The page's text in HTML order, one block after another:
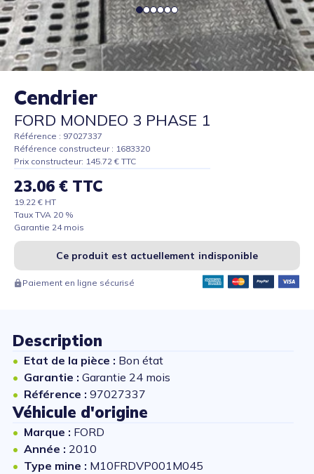
Cendrier
FORD MONDEO 3 PHASE 1
Référence : 97027337
Référence constructeur : 1683320
Prix constructeur: 145.72 € TTC
23.06 € TTC
19.22 € HT
Taux TVA 20 %
Garantie 24 mois
Ce produit est actuellement indisponible
Paiement en ligne sécurisé
Description
Etat de la pièce : Bon état
Garantie : Garantie 24 mois
Référence : 97027337
Véhicule d'origine
Marque : FORD
Année : 2010
Type mine : M10FRDVP001M045